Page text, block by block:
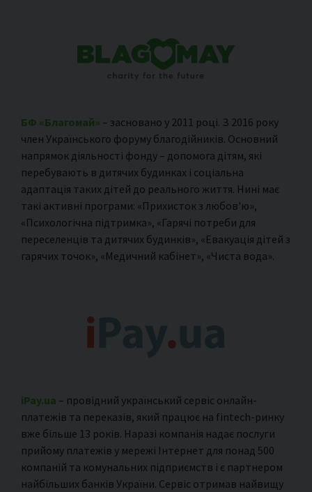
БФ «Благомай» – засновано у 2011 році. З 2016 року
член Українського форуму благодійників. Основний
напрямок діяльності фонду – допомога дітям, які
перебувають в дитячих будинках і соціальна
адаптація таких дітей до реального життя. Нині має
такі активні програми: «Прихисток з любов'ю»,
«Психологічна підтримка», «Гарячі потреби для
переселенців та дитячих будинків», «Евакуація дітей з
гарячих точок», «Медичний кабінет», «Чиста вода».
iPay.ua – провідний український сервіс онлайн-
платежів та переказів, який працює на fintech-ринку
вже більше 13 років. Наразі компанія надає послуги
прийому платежів у мережі Інтернет для понад 500
компаній та комунальних підприємств і є партнером
найбільших банків України. Сервіс отримав найвищу